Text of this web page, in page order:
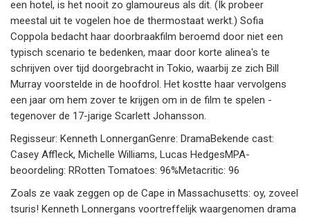
een hotel, is het nooit zo glamoureus als dit. (Ik probeer
meestal uit te vogelen hoe de thermostaat werkt.) Sofia
Coppola bedacht haar doorbraakfilm beroemd door niet een
typisch scenario te bedenken, maar door korte alinea's te
schrijven over tijd doorgebracht in Tokio, waarbij ze zich Bill
Murray voorstelde in de hoofdrol. Het kostte haar vervolgens
een jaar om hem zover te krijgen om in de film te spelen -
tegenover de 17-jarige Scarlett Johansson.
Regisseur: Kenneth LonnerganGenre: DramaBekende cast:
Casey Affleck, Michelle Williams, Lucas HedgesMPA-
beoordeling: RRotten Tomatoes: 96%Metacritic: 96
Zoals ze vaak zeggen op de Cape in Massachusetts: oy, zoveel
tsuris! Kenneth Lonnergans voortreffelijk waargenomen drama